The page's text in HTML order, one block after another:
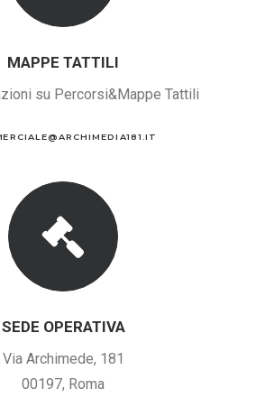
MAPPE TATTILI
su Percorsi&Mappe Tattili
SEDE OPERATIVA
Via Archimede, 181
00197, Roma